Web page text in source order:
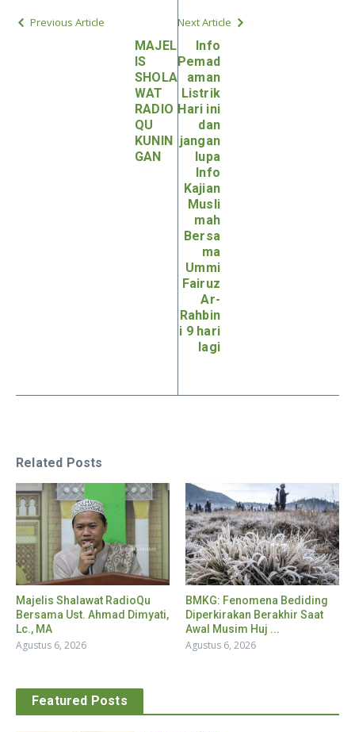
Previous Article
‌MAJEL
IS
SHOLA
WAT
RADIO
QU
KUNIN
GAN
Next Article
Info
Pemad
aman
Listrik
Hari ini
dan
jangan
lupa
Info
Kajian
Musli
mah
Bersa
ma
Ummi
Fairuz
Ar-
Rahbin
i 9 hari
lagi
Related Posts
Majelis Shalawat RadioQu
Bersama Ust. Ahmad Dimyati,
Lc., MA
Agustus 6, 2026
BMKG: Fenomena Bediding
Diperkirakan Berakhir Saat
Awal Musim Huj ...
Agustus 6, 2026
Featured Posts